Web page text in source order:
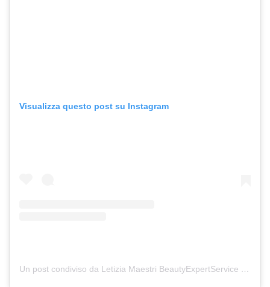
Visualizza questo post su Instagram
Un post condiviso da Letizia Maestri BeautyExpertService (@letiziamaestri_)